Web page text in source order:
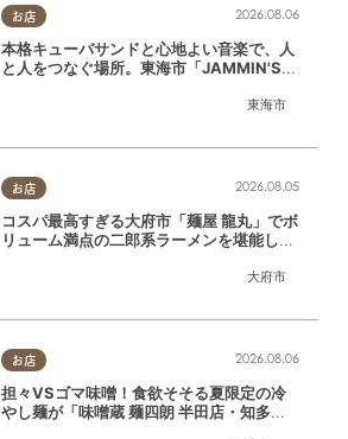
お店
東海市
2026.08.06
本格キューバサンドと心地よい音楽で、人
と人をつなぐ場所。東海市「JAMMIN'ST
お店
大府市
2026.08.05
コスパ最高すぎる大府市「麺屋 龍丸」でボ
リューム満点の二郎系ラーメンを堪能して
お店 2026.08.06
担々VSゴマ味噌！食欲そそる夏限定の冷
やし麺が「味噌蔵 麺四朗 半田店・知多